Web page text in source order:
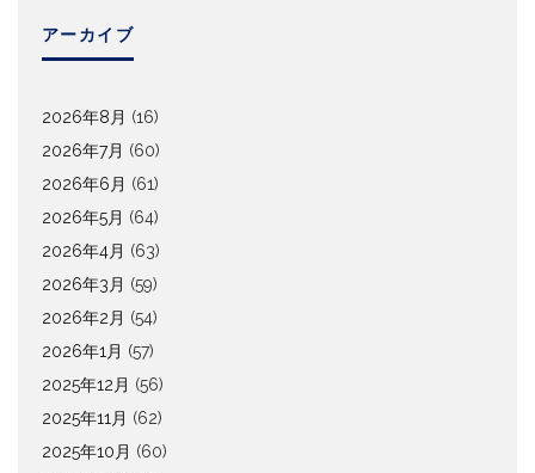
アーカイブ
2026年8月 (16)
2026年7月 (60)
2026年6月 (61)
2026年5月 (64)
2026年4月 (63)
2026年3月 (59)
2026年2月 (54)
2026年1月 (57)
2025年12月 (56)
2025年11月 (62)
2025年10月 (60)